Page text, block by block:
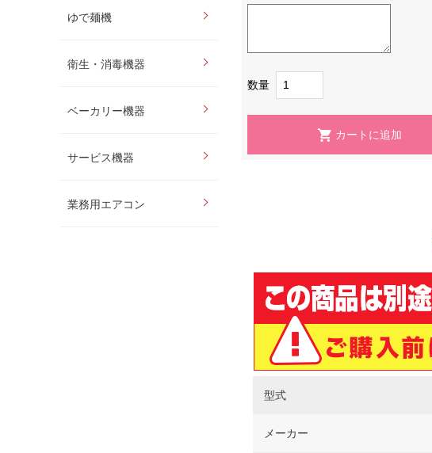
ゆで麺機
衛生・消毒機器
ベーカリー機器
サービス機器
業務用エアコン
数量
型式
メーカー